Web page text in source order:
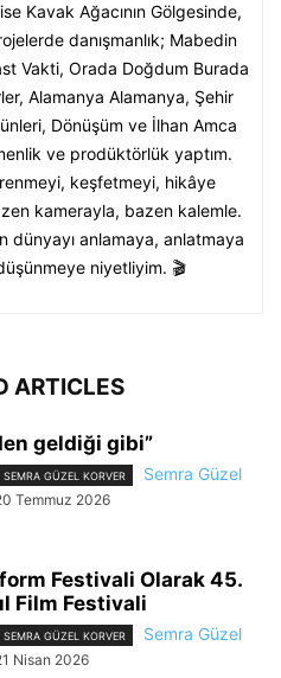
Kavak Ağacının Gölgesinde,
danışmanlık; Mabedin
Vakti, Orada Doğdum Burada
Alamanya Alamanya, Şehir
Dönüşüm ve İlhan Amca
ve prodüktörlük yaptım.
keşfetmeyi, hikâye
kamerayla, bazen kalemle.
dünyayı anlamaya, anlatmaya
niyetliyim. 🎬
ARTICLES
geldiği gibi”
SEMRA GÜZEL KORVER
Semra Güzel
Temmuz 2026
Festivali Olarak 45.
Film Festivali
SEMRA GÜZEL KORVER
Semra Güzel
Nisan 2026